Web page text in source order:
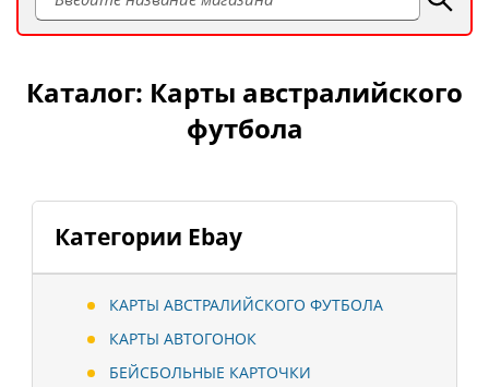
Категории Ebay
КАРТЫ АВСТРАЛИЙСКОГО ФУТБОЛА
КАРТЫ АВТОГОНОК
БЕЙСБОЛЬНЫЕ КАРТОЧКИ
Каталог: Карты австралийского
футбола